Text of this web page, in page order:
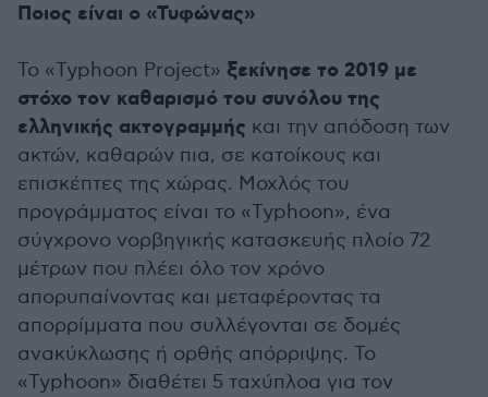
Ποιος είναι ο «Τυφώνας»
Το «Typhoon Project» ξεκίνησε το 2019 με
στόχο τον καθαρισμό του συνόλου της
ελληνικής ακτογραμμής και την απόδοση των
ακτών, καθαρών πια, σε κατοίκους και
επισκέπτες της χώρας. Μοχλός του
προγράμματος είναι το «Typhoon», ένα
σύγχρονο νορβηγικής κατασκευής πλοίο 72
μέτρων που πλέει όλο τον χρόνο
απορυπαίνοντας και μεταφέροντας τα
απορρίμματα που συλλέγονται σε δομές
ανακύκλωσης ή ορθής απόρριψης. Το
«Typhoon» διαθέτει 5 ταχύπλοα για τον